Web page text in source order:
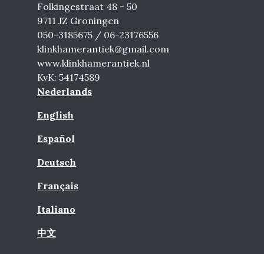
Folkingestraat 48 - 50
9711 JZ Groningen
050-3185675 / 06-23176556
klinkhamerantiek@gmail.com
www.klinkhamerantiek.nl
KvK: 54174589
Nederlands
English
Español
Deutsch
Français
Italiano
中文